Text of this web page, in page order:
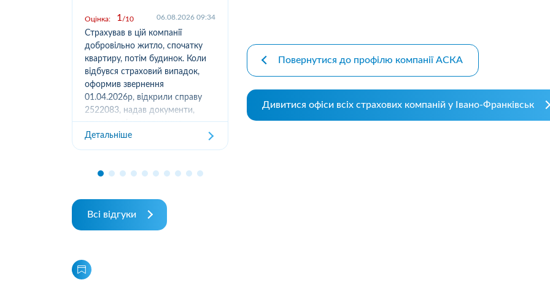
Оцінка: 1 10 06.08.2026 09:34
Страхував в цій компанії
добровільно житло, спочатку
квартиру, потім будинок. Коли
відбувся страховий випадок,
оформив звернення
01.04.2026р, відкрили справу
2522083, надав документи,
отримав підтвердження
отримання, взяли в роботу. 2
місяці жодного повідомлення
Детальніше
(05.08.26р) автоцивілку в
м.Косів, ІФ обл. Хочу подякувати
Зателефонував, сказав, що
застрахувати дві свої
На що отримав відповідь -
менеджери сидять.?...
Всі відгуки
Повернутися до профілю компанії АСКА
Дивитися офіси всіх страхових компаній у Івано-Франківськ